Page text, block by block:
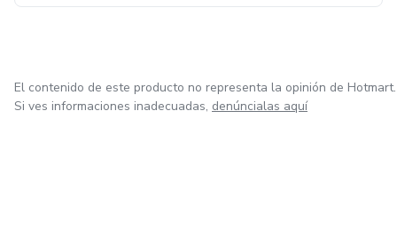
El contenido de este producto no representa la opinión de Hotmart.
Si ves informaciones inadecuadas, denúncialas aquí